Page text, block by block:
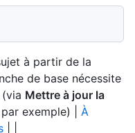
à partir de la
de base nécessite
Mettre à jour la
exemple) | À